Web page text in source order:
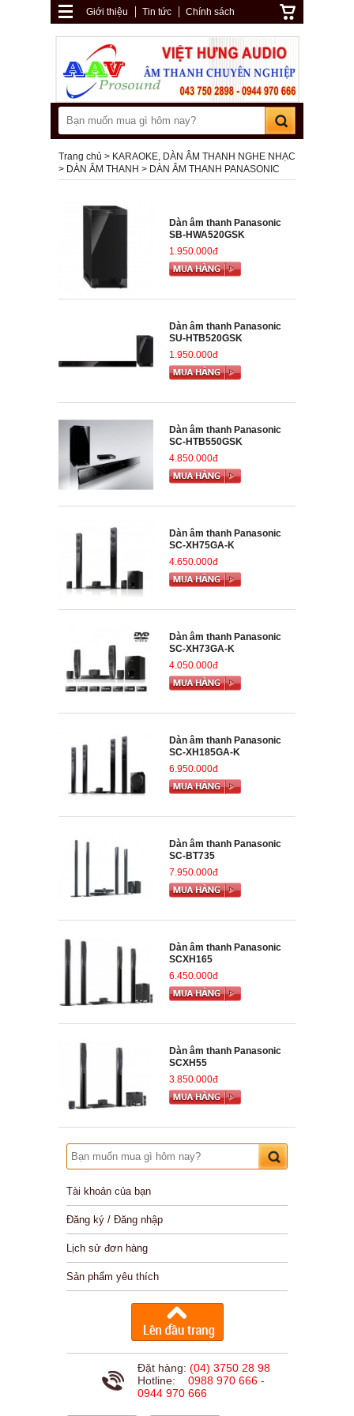
Giới thiệu Tin tức Chính sách
Trang chủ
KARAOKE, DÀN ÂM THANH NGHE NHẠC
DÀN ÂM THANH
DÀN ÂM THANH PANASONIC
Dàn âm thanh Panasonic
SB-HWA520GSK
1.950.000đ
Dàn âm thanh Panasonic
SU-HTB520GSK
1.950.000đ
Dàn âm thanh Panasonic
SC-HTB550GSK
4.850.000đ
Dàn âm thanh Panasonic
SC-XH75GA-K
4.650.000đ
Dàn âm thanh Panasonic
SC-XH73GA-K
4.050.000đ
Dàn âm thanh Panasonic
SC-XH185GA-K
6.950.000đ
Dàn âm thanh Panasonic
SC-BT735
7.950.000đ
Dàn âm thanh Panasonic
SCXH165
6.450.000đ
Dàn âm thanh Panasonic
SCXH55
3.850.000đ
Tài khoản của bạn
Đăng ký / Đăng nhập
Lịch sử đơn hàng
Sản phẩm yêu thích
Đặt hàng: (04) 3750 28 98
Hotline: 0988 970 666 -
0944 970 666